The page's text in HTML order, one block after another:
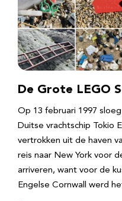
De Grote LEGO
Op 13 februari 1997
Duitse vrachtschip Tokio
vertrokken uit de haven
reis naar New York voor
arriveren, want voor de
Engelse Cornwall werd